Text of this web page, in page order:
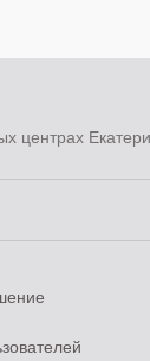
центрах